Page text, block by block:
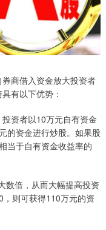
商借入资金放大投资者
有以下优势：
资者以10万元自有资金
的资金进行炒股。如果股
当于自有资金收益率的
数倍，从而大幅提高投资
则可获得110万元的资